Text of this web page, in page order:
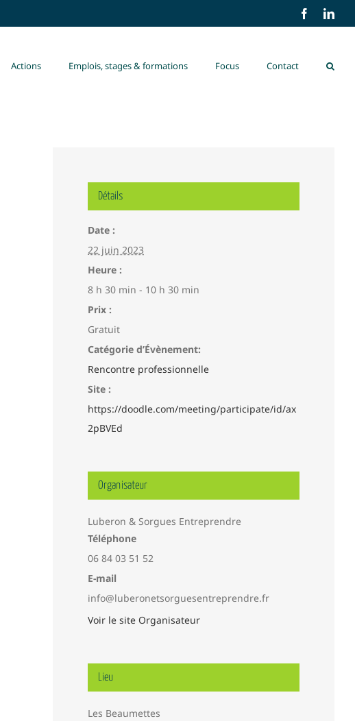
Facebook
Actions Emplois, stages & formations Focus Contact
Détails
Date :
22 juin 2023
Heure :
8 h 30 min - 10 h 30 min
Prix :
Gratuit
Catégorie d’Évènement:
Rencontre professionnelle
Site :
https://doodle.com/meeting/participate/id/ax
2pBVEd
Organisateur
Luberon & Sorgues Entreprendre
Téléphone
06 84 03 51 52
E-mail
info@luberonetsorguesentreprendre.fr
Voir le site Organisateur
Lieu
Les Beaumettes